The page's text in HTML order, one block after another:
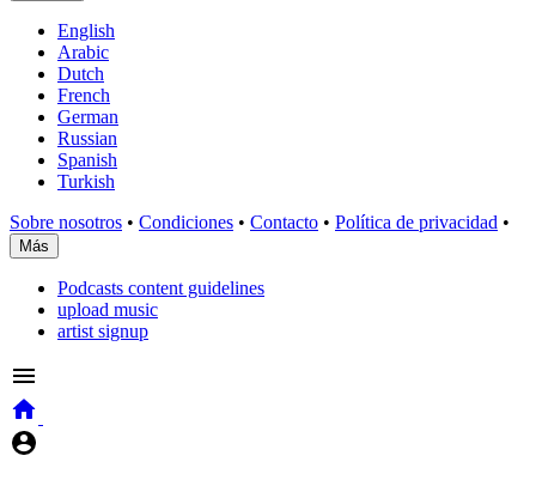
English
Arabic
Dutch
French
German
Russian
Spanish
Turkish
Sobre nosotros • Condiciones • Contacto • Política de privacidad •
Más
Podcasts content guidelines
upload music
artist signup